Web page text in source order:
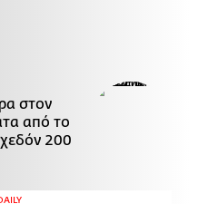
στον
από το
200